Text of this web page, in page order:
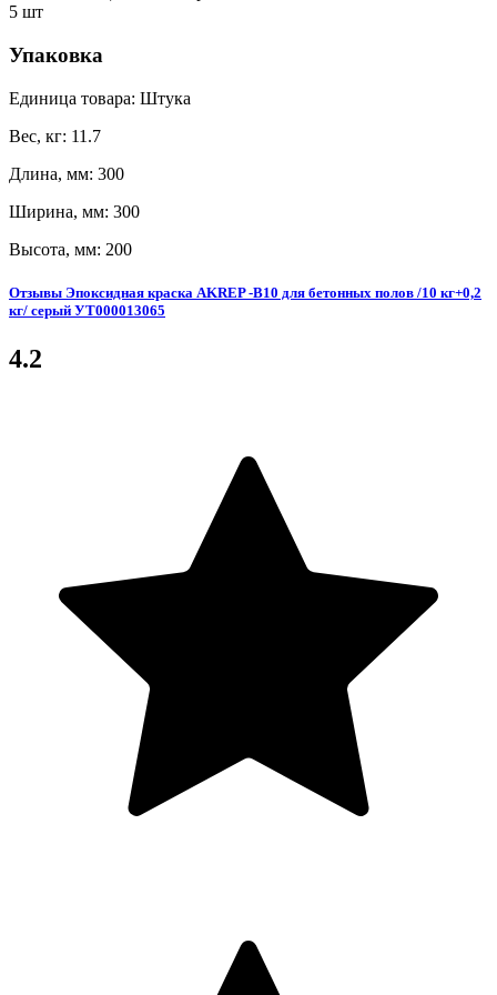
5 шт
Упаковка
Единица товара: Штука
Вес, кг: 11.7
Длина, мм: 300
Ширина, мм: 300
Высота, мм: 200
Отзывы Эпоксидная краска AKREP -B10 для бетонных полов /10 кг+0,2
кг/ серый УТ000013065
4.2